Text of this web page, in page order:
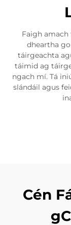
Faigh amach
dheartha
táirgeachta
táimid ag
ngach mí. Tá
slándáil agus
Cén